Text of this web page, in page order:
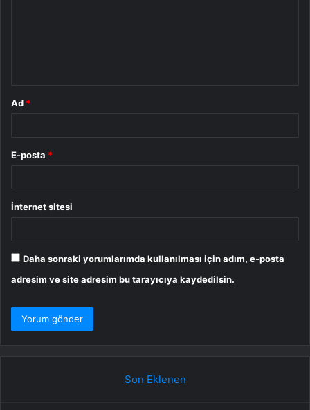
Ad *
E-posta *
İnternet sitesi
Daha sonraki yorumlarımda kullanılması için adım, e-posta
adresim ve site adresim bu tarayıcıya kaydedilsin.
Son Eklenen